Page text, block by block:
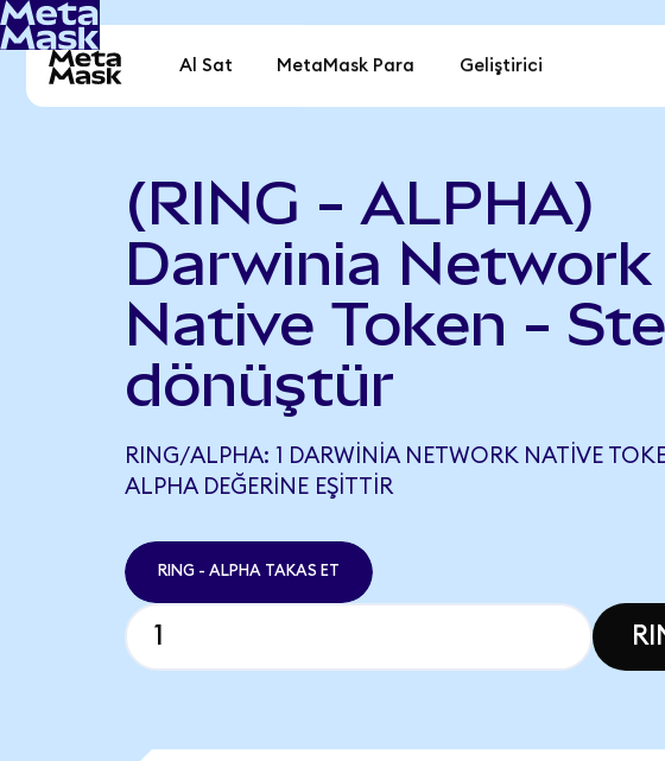
Al Sat MetaMask Para Geliştirici
(RING - ALPHA)
Darwinia Network
Native Token -
dönüştür
RING/ALPHA: 1 DARWINIA NETWORK NATIVE
ALPHA DEĞERINE EŞITTIR
RING - ALPHA TAKAS ET